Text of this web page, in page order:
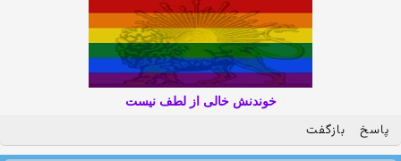
خوندنش خالی از لطف نیست
پاسخ بازگفت